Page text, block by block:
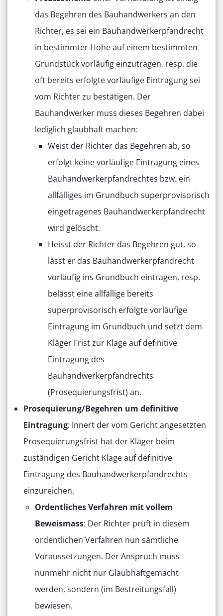
das Begehren des Bauhandwerkers an den
Richter, es sei ein Bauhandwerkerpfandrecht
in bestimmter Höhe auf einem bestimmten
Grundstück vorläufig einzutragen, resp. die
oft bereits erfolgte vorläufige Eintragung sei
vom Richter zu bestätigen. Der
Bauhandwerker muss dieses Begehren dabei
lediglich glaubhaft machen:
Weist der Richter das Begehren ab, so
erfolgt keine vorläufige Eintragung eines
Bauhandwerkerpfandrechtes bzw. ein
allfälliges im Grundbuch superprovisorisch
eingetragenes Bauhandwerkerpfandrecht
wird gelöscht.
Heisst der Richter das Begehren gut, so
lässt er das Bauhandwerkerpfandrecht
vorläufig ins Grundbuch eintragen, resp.
belässt eine allfällige bereits
superprovisorisch erfolgte vorläufige
Eintragung im Grundbuch und setzt dem
Kläger Frist zur Klage auf definitive
Eintragung des
Bauhandwerkerpfandrechts
(Prosequierungsfrist) an.
Prosequierung/Begehren um definitive
Eintragung: Innert der vom Gericht angesetzten
Prosequierungsfrist hat der Kläger beim
zuständigen Gericht Klage auf definitive
Eintragung des Bauhandwerkerpfandrechts
einzureichen.
Ordentliches Verfahren mit vollem
Beweismass: Der Richter prüft in diesem
ordentlichen Verfahren nun sämtliche
Voraussetzungen. Der Anspruch muss
nunmehr nicht nur Glaubhaftgemacht
werden, sondern (im Bestreitungsfall)
bewiesen.